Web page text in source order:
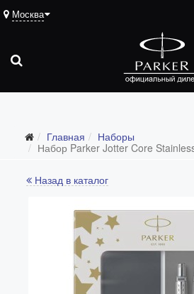
Москва
Главная
Наборы
Набор Parker Jotter Core
Назад в каталог